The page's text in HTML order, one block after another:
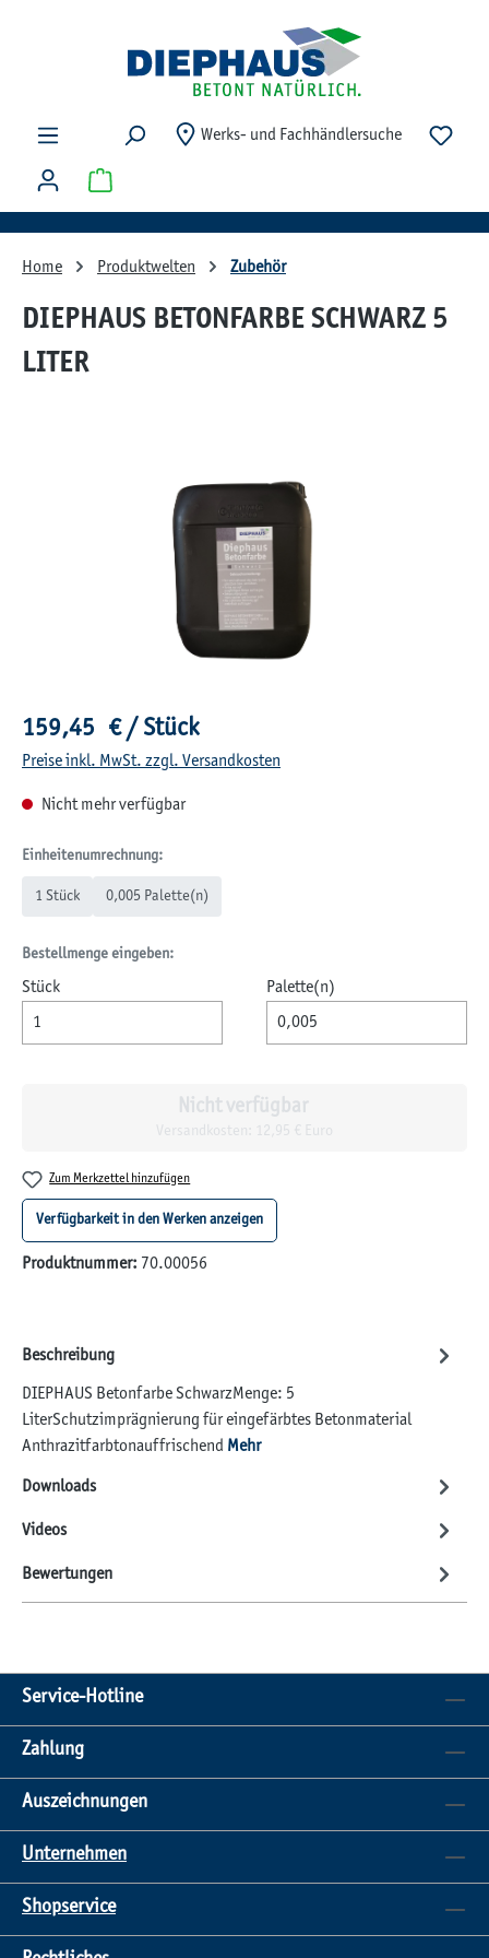
Werks- und Fachhändlersuche Du
Warenkorb enthält 0 Positionen. Der Gesamtwert
Home Produktwelten Zubehör
DIEPHAUS BETONFARBE SCHWARZ 5
LITER
Regulärer Preis:
159,45 € / Stück
Preise inkl. MwSt. zzgl. Versandkosten
Nicht mehr verfügbar
Einheitenumrechnung:
1 Stück 0,005 Palette(n)
Bestellmenge eingeben:
Stück Palette(n)
Nicht verfügbar
Versandkosten: 12,95 € Euro
Zum Merkzettel hinzufügen
Verfügbarkeit in den Werken anzeigen
Produktnummer: 70.00056
Beschreibung
DIEPHAUS Betonfarbe SchwarzMenge: 5
LiterSchutzimprägnierung für eingefärbtes Betonmaterial
Anthrazitfarbtonauffrischend Mehr
Downloads
Videos
Bewertungen
Service-Hotline
Zahlung
Auszeichnungen
Unternehmen
Shopservice